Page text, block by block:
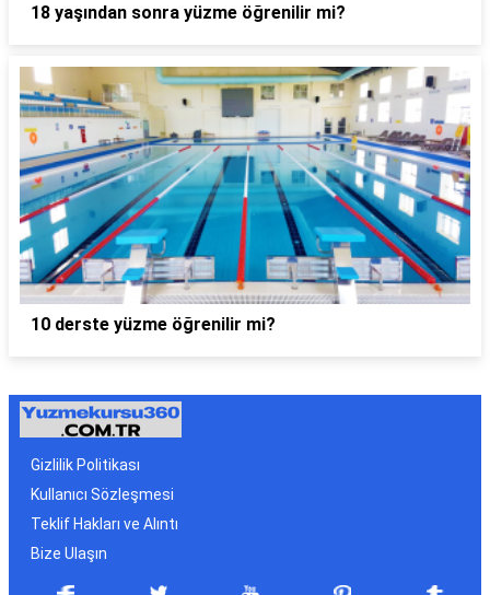
18 yaşından sonra yüzme öğrenilir mi?
10 derste yüzme öğrenilir mi?
Gizlilik Politikası
Kullanıcı Sözleşmesi
Teklif Hakları ve Alıntı
Bize Ulaşın